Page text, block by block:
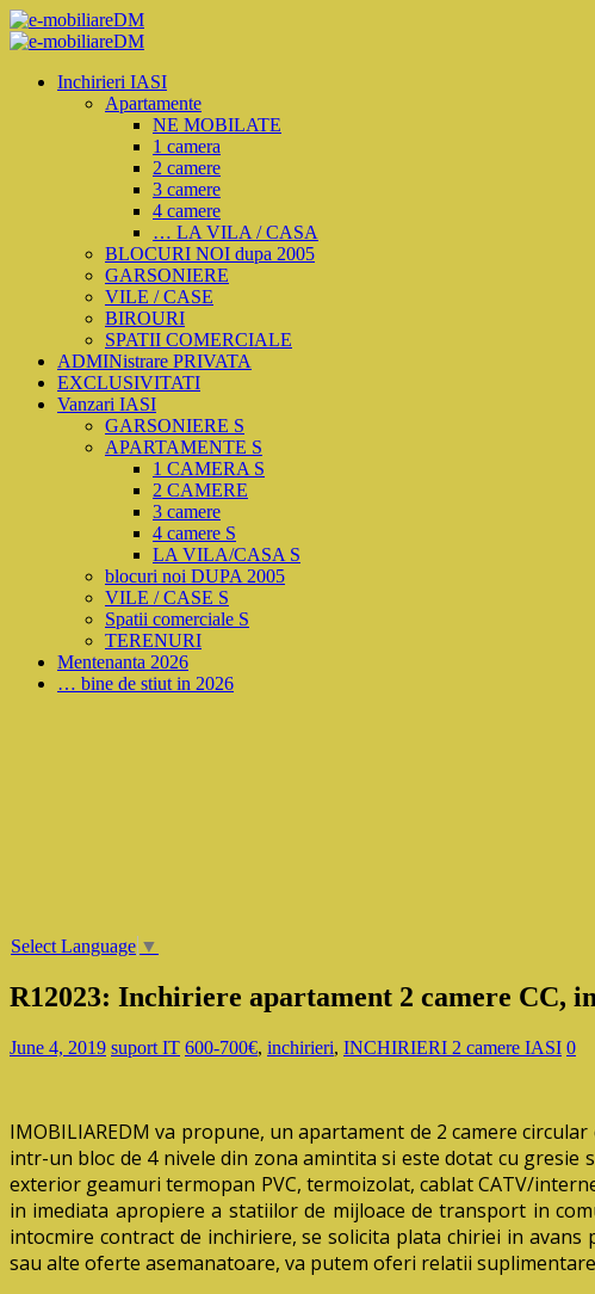
Inchirieri IASI
Apartamente
NE MOBILATE
1 camera
2 camere
3 camere
4 camere
… LA VILA / CASA
BLOCURI NOI dupa 2005
GARSONIERE
VILE / CASE
BIROURI
SPATII COMERCIALE
ADMINistrare PRIVATA
EXCLUSIVITATI
Vanzari IASI
GARSONIERE S
APARTAMENTE S
1 CAMERA S
2 CAMERE
3 camere
4 camere S
LA VILA/CASA S
blocuri noi DUPA 2005
VILE / CASE S
Spatii comerciale S
TERENURI
Mentenanta 2026
… bine de stiut in 2026
Select Language ▼
R12023: Inchiriere apartament 2 camere CC,
June 4, 2019 suport IT 600-700€, inchirieri, INCHIRIERI 2 camere IASI 0
IMOBILIAREDM va propune, un apartament de 2 camere
intr-un bloc de 4 nivele din zona amintita si este dotat cu
exterior geamuri termopan PVC, termoizolat, cablat CATV/
in imediata apropiere a statiilor de mijloace de transport in
intocmire contract de inchiriere, se solicita plata chiriei in avans
sau alte oferte asemanatoare, va putem oferi relatii